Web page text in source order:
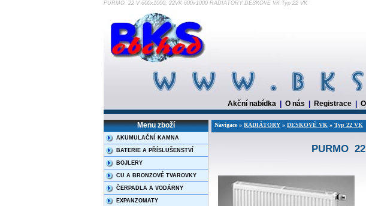
PURMO 22 V 600x1000, 22VK 600x1000 RADIÁTORY DESKOVÉ VK Typ 22 VK
Akční nabídka O nás Registrace
Menu zboží
AKUMULAČNÍ KAMNA
BATERIE A PŘÍSLUŠENSTVÍ
BOJLERY
CU A BRONZOVÉ TVAROVKY
ČERPADLA A VODÁRNY
EXPANZOMATY
Navigace » RADIÁTORY » DESKOVÉ VK » Typ 22 VK
PURMO